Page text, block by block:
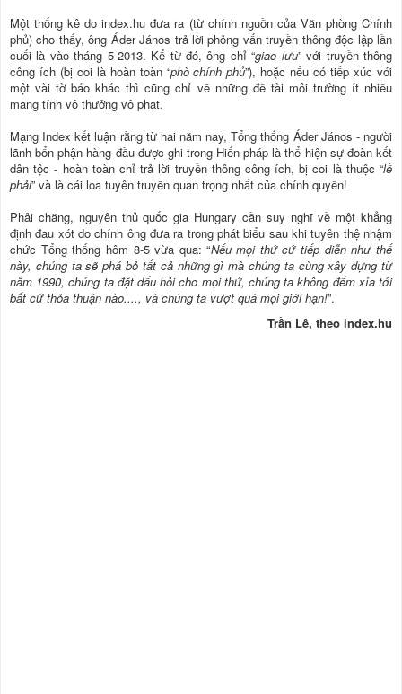
Một thống kê do index.hu đưa ra (từ chính nguồn của Văn phòng Chính
phủ) cho thấy, ông Áder János trả lời phỏng vấn truyền thông độc lập lần
cuối là vào tháng 5-2013. Kể từ đó, ông chỉ “giao lưu” với truyền thông
công ích (bị coi là hoàn toàn “phò chính phủ”), hoặc nếu có tiếp xúc với
một vài tờ báo khác thì cũng chỉ về những đề tài môi trường ít nhiều
mang tính vô thưởng vô phạt.
Mạng Index kết luận rằng từ hai năm nay, Tổng thống Áder János - người
lãnh bổn phận hàng đầu được ghi trong Hiến pháp là thể hiện sự đoàn kết
dân tộc - hoàn toàn chỉ trả lời truyền thông công ích, bị coi là thuộc “lề
phải” và là cái loa tuyên truyền quan trọng nhất của chính quyền!
Phải chăng, nguyên thủ quốc gia Hungary cần suy nghĩ về một khẳng
định đau xót do chính ông đưa ra trong phát biểu sau khi tuyên thệ nhậm
chức Tổng thống hôm 8-5 vừa qua: “Nếu mọi thứ cứ tiếp diễn như thế
này, chúng ta sẽ phá bỏ tất cả những gì mà chúng ta cùng xây dựng từ
năm 1990, chúng ta đặt dấu hỏi cho mọi thứ, chúng ta không đếm xỉa tới
bất cứ thỏa thuận nào...., và chúng ta vượt quá mọi giới hạn!”.
Trần Lê, theo index.hu